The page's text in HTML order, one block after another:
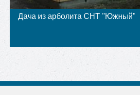
Дача из арболита СНТ "Южный"